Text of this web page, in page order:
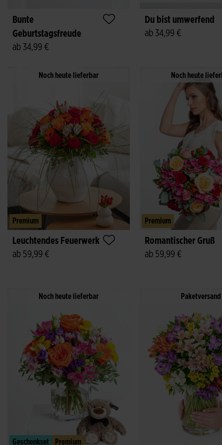
Bunte
Geburtstagsfreude
ab 34,99 €
Du bist umwerfend
ab 34,99 €
Noch heute lieferbar
Premium
Leuchtendes Feuerwerk
ab 59,99 €
Noch heute
Premium
Romantischer Gruß
ab 59,99 €
Noch heute lieferbar
Geschenkset Premium
Paketversand